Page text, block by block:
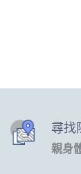
尋找
親身